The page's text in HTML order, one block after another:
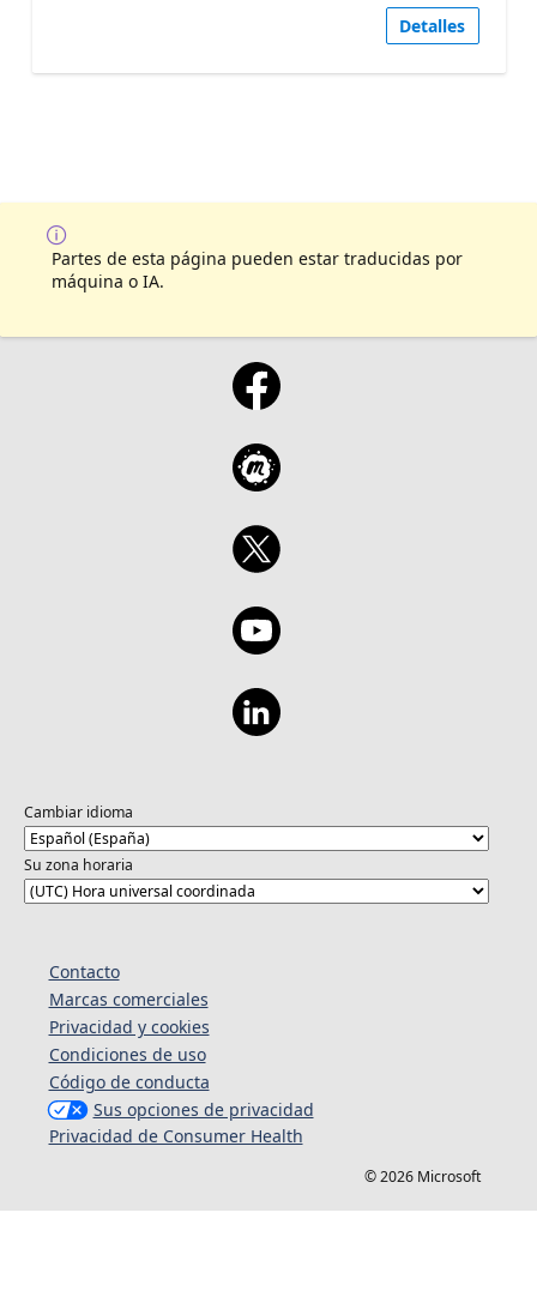
Detalles
Partes de esta página pueden estar traducidas por
máquina o IA.
Cambiar idioma
Su zona horaria
Contacto
Marcas comerciales
Privacidad y cookies
Condiciones de uso
Código de conducta
Sus opciones de privacidad
Privacidad de Consumer Health
© 2026 Microsoft